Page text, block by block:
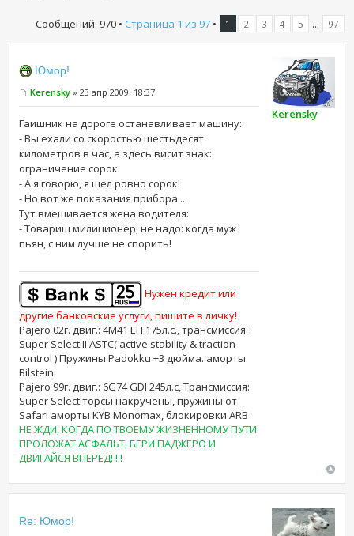
Сообщений: 970 • Страница 1 из 97• 1 2 3 4 5 ... 97
Юмор!
Kerensky » 23 апр 2009, 18:37
Гаишник на дороге останавливает машину:
- Вы ехали со скоростью шестьдесят
километров в час, а здесь висит знак:
ограничение сорок.
- А я говорю, я шел ровно сорок!
- Но вот же показания прибора...
Тут вмешивается жена водителя:
- Товарищ милиционер, не надо: когда муж
пьян, с ним лучше не спорить!
Нужен кредит или
другие банковские услуги, пишите в личку!
Pajero 02г. двиг.: 4M41 EFI 175л.с., трансмиссия:
Super Select II ASTC( active stability & traction
control ) Пружины Padokku +3 дюйма. аморты
Bilstein
Pajero 99г. двиг.: 6G74 GDI 245л.с, Трансмиссия:
Super Select торсы накручены, пружины от
Safari аморты KYB Monomax, блокировки ARB
НЕ ЖДИ, КОГДА ПО ТВОЕМУ ЖИЗНЕННОМУ ПУТИ
ПРОЛОЖАТ АСФАЛЬТ, БЕРИ ПАДЖЕРО И
ДВИГАЙСЯ ВПЕРЕД! ! !
Kerensky
Re: Юмор!